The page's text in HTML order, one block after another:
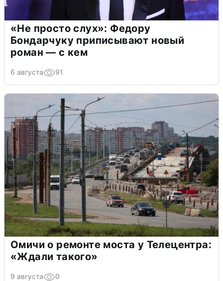
«Не просто слух»: Федору
Бондарчуку приписывают новый
роман — с кем
6 августа 91
Омичи о ремонте моста у Телецентра:
«Ждали такого»
9 августа 0